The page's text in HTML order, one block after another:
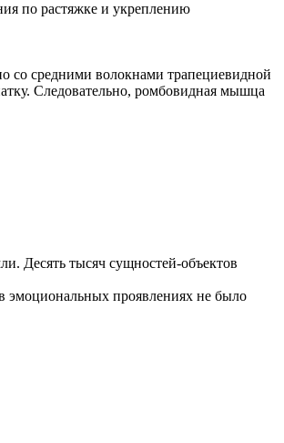
по растяжке и укреплению
со средними волокнами трапециевидной
Следовательно, ромбовидная мышца
Десять тысяч сущностей-объектов
эмоциональных проявлениях не было